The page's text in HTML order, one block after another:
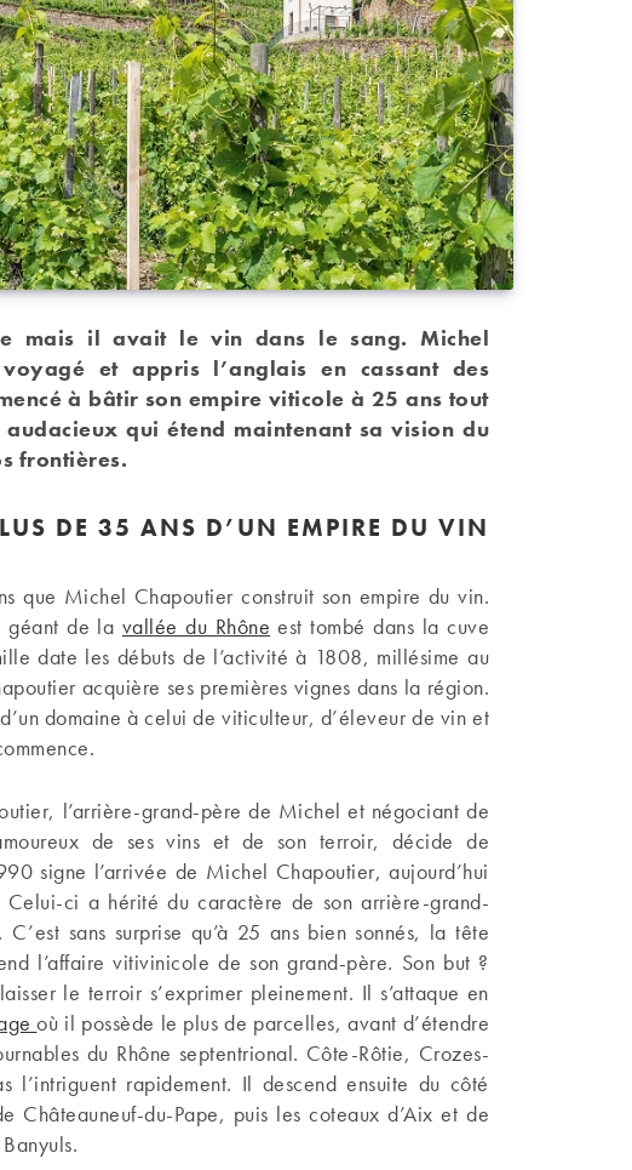
mais il avait le vin dans le sang. Michel
et appris l’anglais en cassant des
à bâtir son empire viticole à 25 ans tout
audacieux qui étend maintenant sa vision du
frontières.
DE 35 ANS D’UN EMPIRE DU VIN
que Michel Chapoutier construit son empire du vin.
géant de la vallée du Rhône est tombé dans la cuve
date les débuts de l’activité à 1808, millésime au
acquière ses premières vignes dans la région.
domaine à celui de viticulteur, d’éleveur de vin et
l’arrière-grand-père de Michel et négociant de
de ses vins et de son terroir, décide de
signe l’arrivée de Michel Chapoutier, aujourd’hui
ci a hérité du caractère de son arrière-grand-
sans surprise qu’à 25 ans bien sonnés, la tête
l’affaire vitivinicole de son grand-père. Son but ?
le terroir s’exprimer pleinement. Il s’attaque en
où il possède le plus de parcelles, avant d’étendre
du Rhône septentrional. Côte-Rôtie, Crozes-
l’intriguent rapidement. Il descend ensuite du côté
Châteauneuf-du-Pape, puis les coteaux d’Aix et de